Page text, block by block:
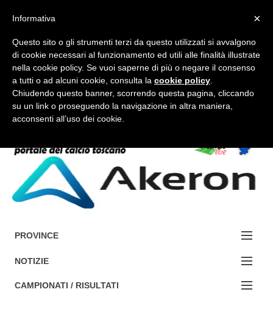
FORUM-ACCEDI
Accedi / Registrati
PROVINCE
EDIZIONE:
AREZZO
NOTIZIE
NOTIZIE:
CAMPIONATI / RISULTATI
×
Informativa
Questo sito o gli strumenti terzi da questo utilizzati si avvalgono
di cookie necessari al funzionamento ed utili alle finalità illustrate
nella cookie policy. Se vuoi saperne di più o negare il consenso
a tutti o ad alcuni cookie, consulta la cookie policy
Chiudendo questo banner, scorrendo questa pagina, cliccando
su un link o proseguendo la navigazione in altra maniera,
acconsenti all’uso dei cookie.